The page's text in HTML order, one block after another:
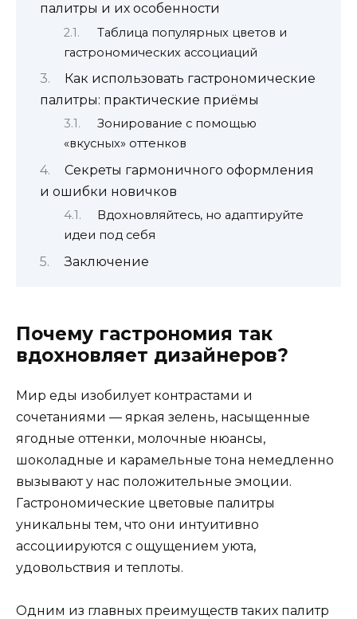
палитры и их особенности
Таблица популярных цветов и
гастрономических ассоциаций
Как использовать гастрономические
палитры: практические приёмы
Зонирование с помощью
«вкусных» оттенков
Секреты гармоничного оформления
и ошибки новичков
Вдохновляйтесь, но адаптируйте
идеи под себя
Заключение
Почему гастрономия так
вдохновляет дизайнеров?
Мир еды изобилует контрастами и
сочетаниями — яркая зелень, насыщенные
ягодные оттенки, молочные нюансы,
шоколадные и карамельные тона немедленно
вызывают у нас положительные эмоции.
Гастрономические цветовые палитры
уникальны тем, что они интуитивно
ассоциируются с ощущением уюта,
удовольствия и теплоты.
Одним из главных преимуществ таких палитр